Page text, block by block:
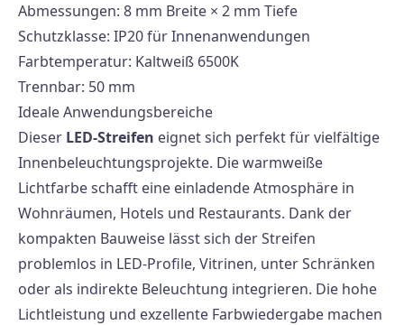
Abmessungen: 8 mm Breite × 2 mm Tiefe
Schutzklasse: IP20 für Innenanwendungen
Farbtemperatur: Kaltweiß 6500K
Trennbar: 50 mm
Ideale Anwendungsbereiche
Dieser LED-Streifen eignet sich perfekt für vielfältige
Innenbeleuchtungsprojekte. Die warmweiße
Lichtfarbe schafft eine einladende Atmosphäre in
Wohnräumen, Hotels und Restaurants. Dank der
kompakten Bauweise lässt sich der Streifen
problemlos in LED-Profile, Vitrinen, unter Schränken
oder als indirekte Beleuchtung integrieren. Die hohe
Lichtleistung und exzellente Farbwiedergabe machen